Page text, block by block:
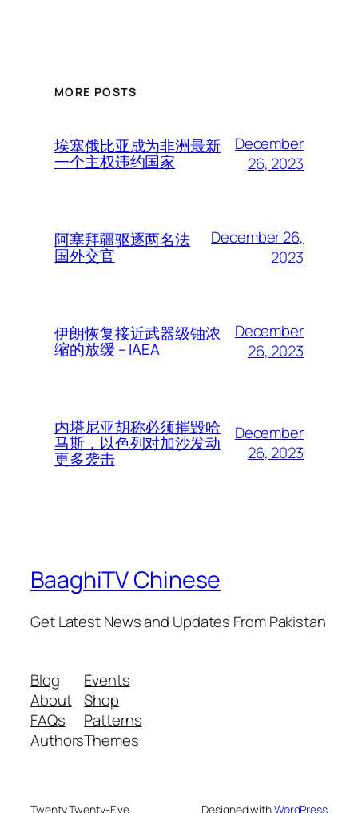
MORE POSTS
埃塞俄比亚成为非洲最新
一个主权违约国家
December
26, 2023
阿塞拜疆驱逐两名法
国外交官
December 26,
2023
伊朗恢复接近武器级铀浓
缩的放缓 – IAEA
December
26, 2023
内塔尼亚胡称必须摧毁哈
马斯，以色列对加沙发动
更多袭击
December
26, 2023
BaaghiTV Chinese
Get Latest News and Updates From Pakistan
Blog
About
FAQs
Authors
Events
Shop
Patterns
Themes
Twenty Twenty-Five Designed withWordPress